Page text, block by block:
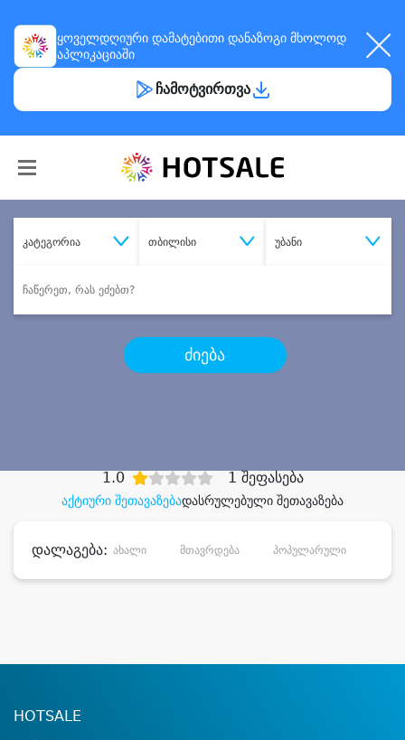
ყოველდღიური დამატებითი დანაზოგი მხოლოდ
აპლიკაციაში
ჩამოტვირთვა
კატეგორია თბილისი უბანი
ძიება
აქტიური შეთავაზებადასრულებული შეთავაზება
1.0 1 შეფასება
დალაგება: ახალი მთავრდება პოპულარული
HOTSALE